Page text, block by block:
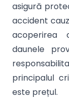
asigură
accident
acoperirea
daunele
principalul
este prețul.